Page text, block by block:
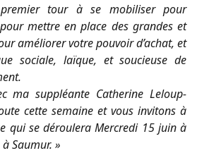
premier tour à se mobiliser pour
mettre en place des grandes et
améliorer votre pouvoir d’achat, et
sociale, laïque, et soucieuse de
ma suppléante Catherine Leloup-
cette semaine et vous invitons à
qui se déroulera Mercredi 15 juin à
Saumur. »